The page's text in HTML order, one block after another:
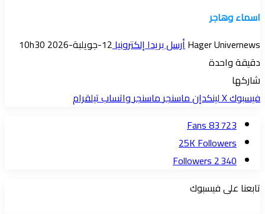
اسماء وهاجر
Hager Univernewsأرسل بريدا إلكترونيا12-جويلبة-2026 10h30
دقيقة واحدة
شاركها
فيسبوك‫Xلينكدإنماسنجرماسنجرواتسابتيلقرام
83 723
Fans
25KFollowers
2 340
Followers
تابعنا على فيسبوك